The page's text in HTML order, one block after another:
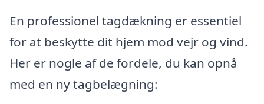
En professionel tagdækning er essentiel
for at beskytte dit hjem mod vejr og vind.
Her er nogle af de fordele, du kan opnå
med en ny tagbelægning: